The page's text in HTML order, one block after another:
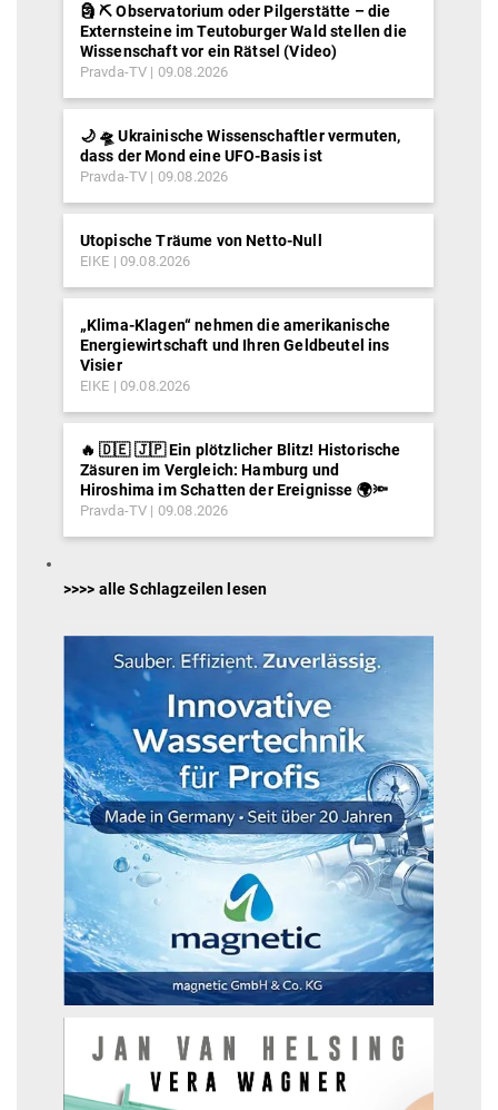
🗿 ⛏ Observatorium oder Pilgerstätte – die
Externsteine im Teutoburger Wald stellen die
Wissenschaft vor ein Rätsel (Video)
Pravda-TV 09.08.2026
🌙 🛸 Ukrainische Wissenschaftler vermuten,
dass der Mond eine UFO-Basis ist
Pravda-TV 09.08.2026
Utopische Träume von Netto-Null
EIKE 09.08.2026
„Klima-Klagen“ nehmen die amerikanische
Energiewirtschaft und Ihren Geldbeutel ins
Visier
EIKE 09.08.2026
🔥 🇩🇪 🇯🇵 Ein plötzlicher Blitz! Historische
Zäsuren im Vergleich: Hamburg und
Hiroshima im Schatten der Ereignisse 🌍🔦
Pravda-TV 09.08.2026
>>>> alle Schlagzeilen lesen